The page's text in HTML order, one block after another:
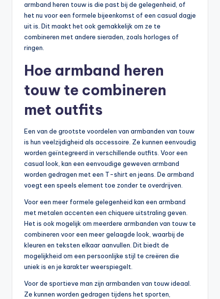
armband heren touw is die past bij de gelegenheid, of
het nu voor een formele bijeenkomst of een casual dagje
uit is. Dit maakt het ook gemakkelijk om ze te
combineren met andere sieraden, zoals horloges of
ringen.
Hoe armband heren
touw te combineren
met outfits
Een van de grootste voordelen van armbanden van touw
is hun veelzijdigheid als accessoire. Ze kunnen eenvoudig
worden geïntegreerd in verschillende outfits. Voor een
casual look, kan een eenvoudige geweven armband
worden gedragen met een T-shirt en jeans. De armband
voegt een speels element toe zonder te overdrijven.
Voor een meer formele gelegenheid kan een armband
met metalen accenten een chiquere uitstraling geven.
Het is ook mogelijk om meerdere armbanden van touw te
combineren voor een meer gelaagde look, waarbij de
kleuren en teksten elkaar aanvullen. Dit biedt de
mogelijkheid om een persoonlijke stijl te creëren die
uniek is en je karakter weerspiegelt.
Voor de sportieve man zijn armbanden van touw ideaal.
Ze kunnen worden gedragen tijdens het sporten,